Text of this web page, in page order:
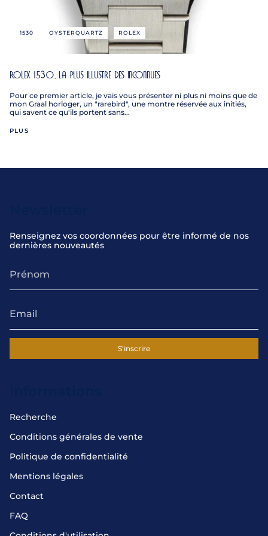
1530 OYSTERQUARTZ ROLEX
Rolex 1530, la plus illustre des inconnues
Pour ce premier article, je vais vous présenter ni plus ni moins que de
mon Graal horloger, un "rarebird", une montre réservée aux initiés,
qui savent ce qu'ils portent sans...
PLUS
Renseignez vos coordonnées pour être informé de nos
dernières nouveautés
S'inscrire
Recherche
Conditions générales de vente
Politique de confidentialité
Mentions légales
Contact
FAQ